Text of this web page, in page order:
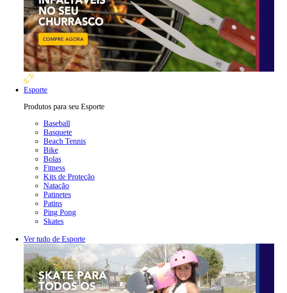
Esporte
Produtos para seu Esporte
Baseball
Basquete
Beach Tennis
Bike
Bolas
Fitness
Kits de Proteção
Natação
Patinetes
Patins
Ping Pong
Skates
Ver tudo de Esporte